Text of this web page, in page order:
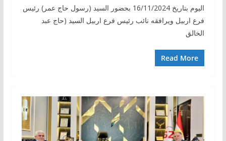
اليوم بتاريخ 16/11/2024 بحضور السيد (رسول حاج عمر) رئيس
فرع اربيل ويرافقه نائب رئيس فرع اربيل السيد (حاج عبد
الخالق
Read More